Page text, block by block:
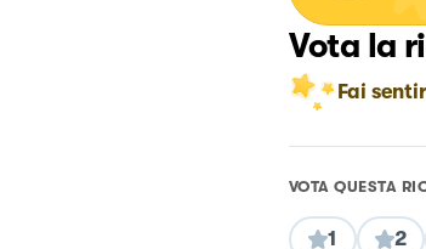
Vota la
Fai
VOTA QUESTA
1 2